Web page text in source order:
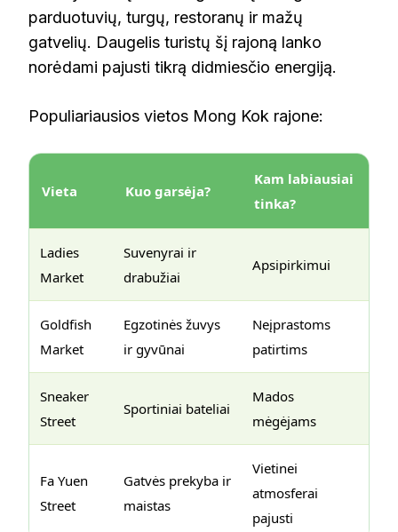
parduotuvių, turgų, restoranų ir mažų
gatvelių. Daugelis turistų šį rajoną lanko
norėdami pajusti tikrą didmiesčio energiją.
Populiariausios vietos Mong Kok rajone:
Vieta Kuo garsėja?
Kam labiausiai
tinka?
Ladies
Market
Suvenyrai ir
drabužiai
Apsipirkimui
Goldfish
Market
Egzotinės žuvys
ir gyvūnai
Neįprastoms
patirtims
Sneaker
Street
Sportiniai bateliai
Mados
mėgėjams
Fa Yuen
Street
Gatvės prekyba ir
maistas
Vietinei
atmosferai
pajusti